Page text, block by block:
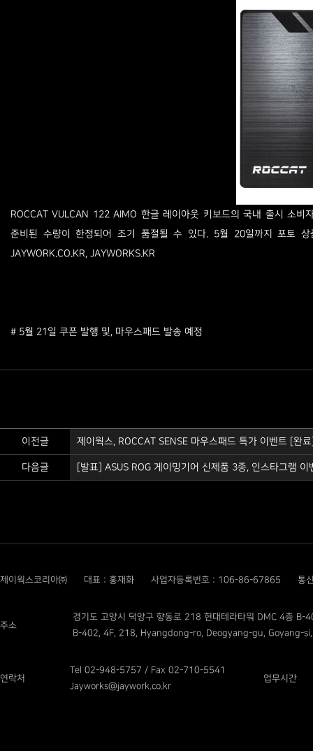
ROCCAT VULCAN 122 AIMO 한글 레이아웃 키보드의 국내 출시 소
준비된 수량이 한정되어 조기 품절될 수 있다. 5월 20일까지 포토
JAYWORK.CO.KR, JAYWORKS.KR
# 5월 21일 쿠폰 발행 및, 마우스패드 발송 예정
이전글 제이웍스, ROCCAT SENSE 마우스패드 특가 이벤트 [완
다음글 [발표] ASUS ROG 게이밍기어 신제품 3종, 인스타그램 이
제이웍스코리아㈜ 대표 : 홍재화 사업자등록번호 : 106-86-67865 통
주소
경기도 고양시 덕양구 향동로 218 현대테라타워 DMC 4층 B-
B-402, 4F, 218, Hyangdong-ro, Deogyang-gu, Goyang-
연락처
Tel 02-948-5757 / Fax 02-710-5541
Jayworks@jaywork.co.kr
업무시간